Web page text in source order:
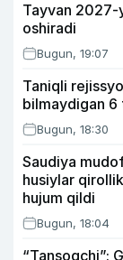
Tayvan 2027-
oshiradi
Bugun, 19:07
Taniqli
bilmaydigan
Bugun, 18:30
Saudiya
husiylar
hujum qildi
Bugun, 18:04
“Tansoqchi”: